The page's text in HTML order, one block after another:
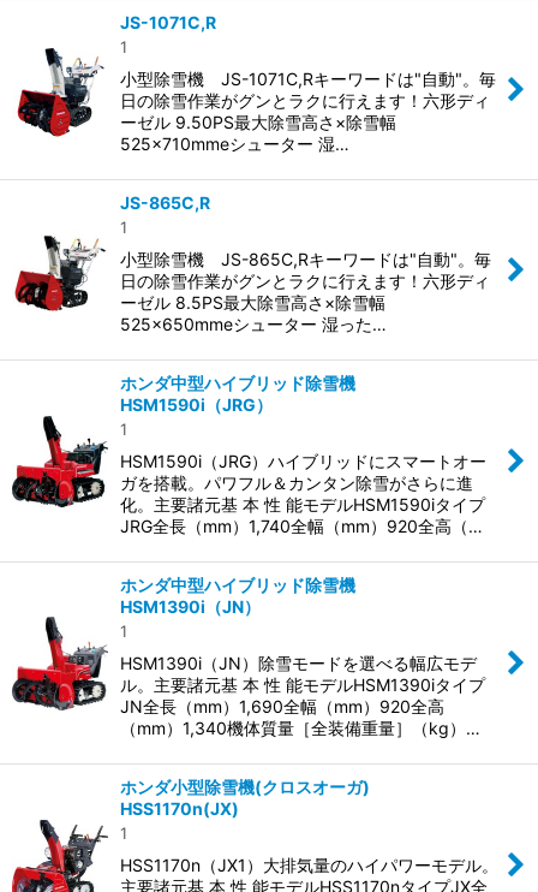
JS-1071C,R
1
小型除雪機 JS-1071C,Rキーワードは"自動"。毎
日の除雪作業がグンとラクに行えます！六形ディ
ーゼル 9.50PS最大除雪高さ×除雪幅
525×710mmeシューター 湿…
JS-865C,R
1
小型除雪機 JS-865C,Rキーワードは"自動"。毎
日の除雪作業がグンとラクに行えます！六形ディ
ーゼル 8.5PS最大除雪高さ×除雪幅
525×650mmeシューター 湿った…
ホンダ中型ハイブリッド除雪機
HSM1590i（JRG）
1
HSM1590i（JRG）ハイブリッドにスマートオー
ガを搭載。パワフル＆カンタン除雪がさらに進
化。主要諸元基 本 性 能モデルHSM1590iタイプ
JRG全長（mm）1,740全幅（mm）920全高（…
ホンダ中型ハイブリッド除雪機
HSM1390i（JN）
1
HSM1390i（JN）除雪モードを選べる幅広モデ
ル。主要諸元基 本 性 能モデルHSM1390iタイプ
JN全長（mm）1,690全幅（mm）920全高
（mm）1,340機体質量［全装備重量］（kg）…
ホンダ小型除雪機(クロスオーガ)
HSS1170n(JX)
1
HSS1170n（JX1）大排気量のハイパワーモデル。
主要諸元基 本 性 能モデルHSS1170nタイプJX全